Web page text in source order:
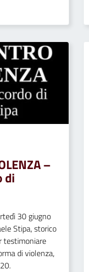
–
di
30 giugno
Stipa, storico
testimoniare
di violenza,